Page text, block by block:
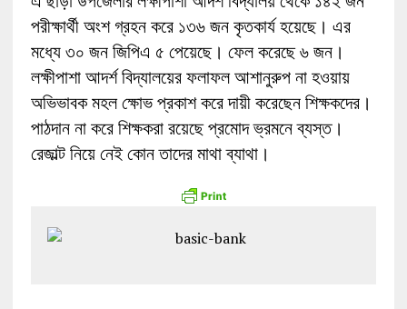
পরীক্ষার্থী অংশ গ্রহন করে ১৩৬ জন কৃতকার্য হয়েছে। এর
মধ্যে ৩০ জন জিপিএ ৫ পেয়েছে। ফেল করেছে ৬ জন।
লক্ষীপাশা আদর্শ বিদ্যালয়ের ফলাফল আশানুরুপ না হওয়ায়
অভিভাবক মহল ক্ষোভ প্রকাশ করে দায়ী করেছেন শিক্ষকদের।
পাঠদান না করে শিক্ষকরা রয়েছে প্রমোদ ভ্রমনে ব্যস্ত।
রেজাল্ট নিয়ে নেই কোন তাদের মাথা ব্যাথা।